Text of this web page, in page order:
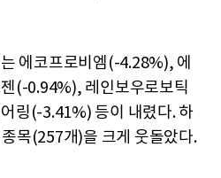
에코프로비엠(-4.28%), 에
(-0.94%), 레인보우로보틱
링(-3.41%) 등이 내렸다. 하
목(257개)을 크게 웃돌았다.